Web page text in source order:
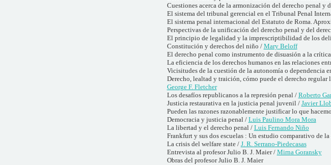
Cuestiones acerca de la armonización del derecho penal y
El sistema del tribunal gerencial en el Tribunal Penal
El sistema penal internacional del Estatuto de Roma.
Perspectivas de la unificación del derecho penal y del
El principio de legalidad y la imprescriptibilidad de los
Constitución y derechos del niño / Mary Beloff
El derecho penal como instrumento de disuasión a la
La eficiencia de los derechos humanos en las relaciones
Vicisitudes de la cuestión de la autonomía o dependencia
Derecho, lealtad y traición, cómo puede el derecho
George F. Fletcher
Los desafíos republicanos a la represión penal / Roberto
Justicia restaurativa en la justicia penal juvenil / Javier
Pueden las razones razonablemente justificar lo que
Democracia y justicia penal / Luis Paulino Mora Mora
La libertad y el derecho penal / Luis Fernando Niño
Frankfurt y sus dos escuelas : Un estudio comparativo de
La crisis del welfare state / J. R. Serrano-Piedecasas
Entrevista al profesor Julio B. J. Maier / Mirna Goransky
Obras del profesor Julio B. J. Maier